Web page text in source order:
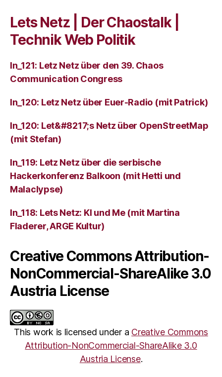
Lets Netz | Der Chaostalk |
Technik Web Politik
ln_121: Letz Netz über den 39. Chaos
Communication Congress
ln_120: Letz Netz über Euer-Radio (mit Patrick)
ln_120: Let&#8217;s Netz über OpenStreetMap
(mit Stefan)
ln_119: Letz Netz über die serbische
Hackerkonferenz Balkoon (mit Hetti und
Malaclypse)
ln_118: Lets Netz: KI und Me (mit Martina
Fladerer, ARGE Kultur)
Creative Commons Attribution-
NonCommercial-ShareAlike 3.0
Austria License
This work is licensed under a Creative Commons
Attribution-NonCommercial-ShareAlike 3.0
Austria License.